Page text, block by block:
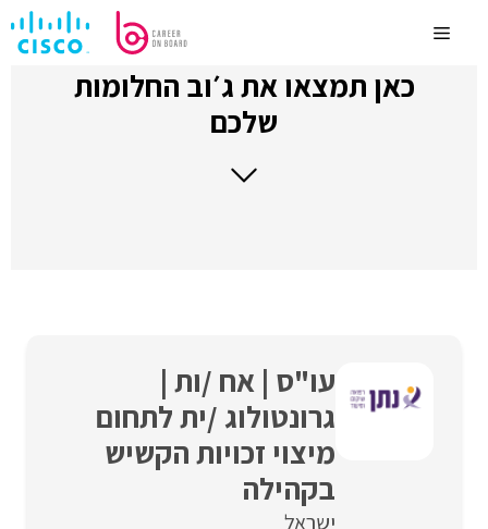
לתוכןMenu
כאן תמצאו את ג׳וב החלומות
שלכם
עו"ס | אח /ות |
גרונטולוג /ית לתחום
מיצוי זכויות הקשיש
בקהילה
ישראל